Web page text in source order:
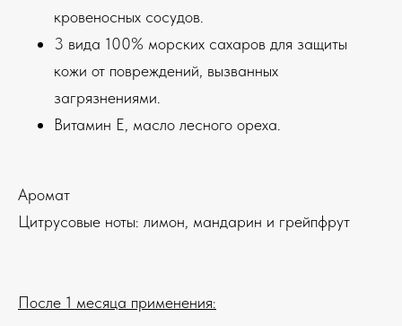
кровеносных сосудов.
3 вида 100% морских сахаров для защиты
кожи от повреждений, вызванных
загрязнениями.
Витамин Е, масло лесного ореха.
Аромат
Цитрусовые ноты: лимон, мандарин и грейпфрут
После 1 месяца применения: